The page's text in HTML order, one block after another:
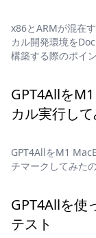
x86とARMが混在
カル開発環境を
構築する際のポイ
GPT4Allを
カル実行し
GPT4AllをM1
チマークしてみた
GPT4Allを使
テスト